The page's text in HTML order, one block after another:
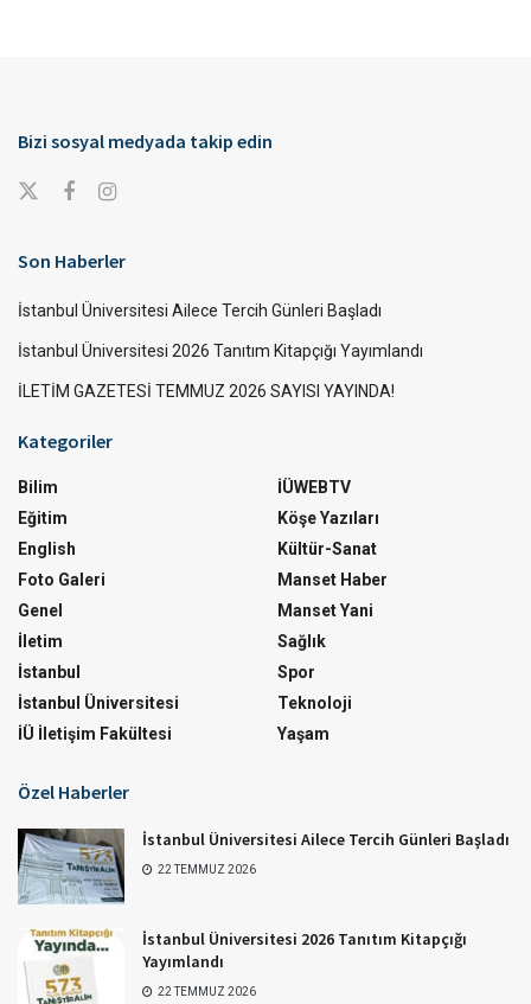
Bizi sosyal medyada takip edin
Son Haberler
İstanbul Üniversitesi Ailece Tercih Günleri Başladı
İstanbul Üniversitesi 2026 Tanıtım Kitapçığı Yayımlandı
İLETİM GAZETESİ TEMMUZ 2026 SAYISI YAYINDA!
Kategoriler
Bilim
Eğitim
English
Foto Galeri
Genel
İletim
İstanbul
İstanbul Üniversitesi
İÜ İletişim Fakültesi
İÜWEBTV
Köşe Yazıları
Kültür-Sanat
Manset Haber
Manset Yani
Sağlık
Spor
Teknoloji
Yaşam
Özel Haberler
İstanbul Üniversitesi Ailece Tercih Günleri Başladı
22 TEMMUZ 2026
İstanbul Üniversitesi 2026 Tanıtım Kitapçığı
Yayımlandı
22 TEMMUZ 2026